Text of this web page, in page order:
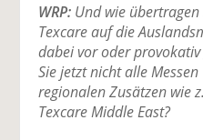
WRP: Und wie
Texcare auf die
dabei vor oder
Sie jetzt nicht alle
regionalen Zusätzen wie
Texcare Middle East?